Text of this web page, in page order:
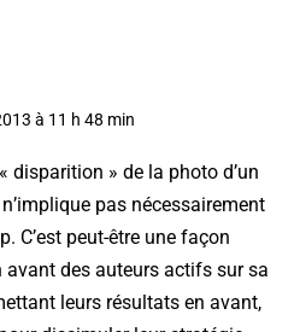
à 11 h 48 min
disparition » de la photo d’un
pas nécessairement
C’est peut-être une façon
avant des auteurs actifs sur sa
leurs résultats en avant,